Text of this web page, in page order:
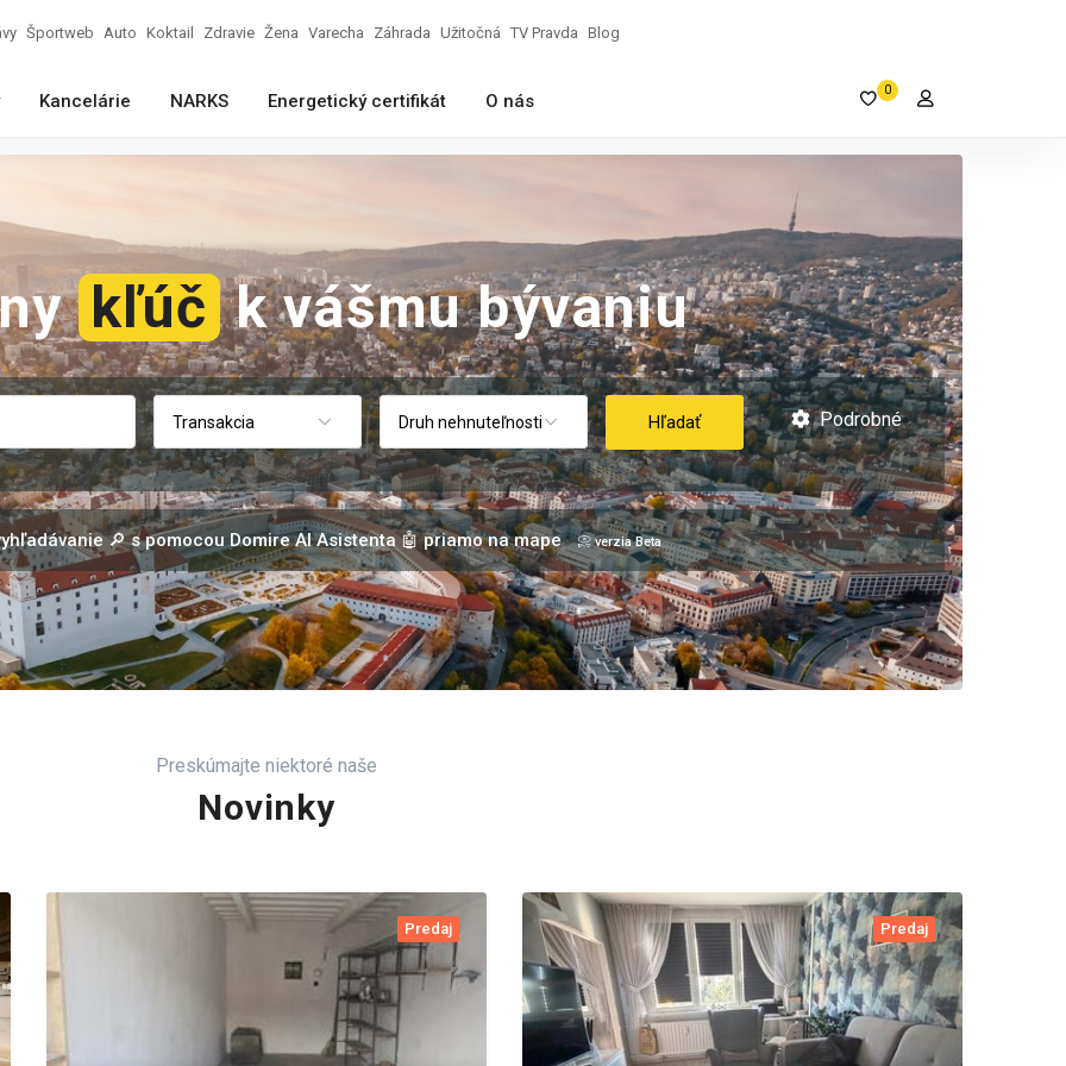
Športweb Auto Koktail Zdravie Žena Varecha Záhrada Užitočná TV Pravda Blog
Kancelárie NARKS Energetický certifikát O nás
0
kľúč k vášmu bývaniu
Transakcia Druh nehnuteľnosti Hľadať Podrobné
🔎 s pomocou Domire AI Asistenta 🤖 priamo na mape 📀 verzia Beta
Preskúmajte niektoré naše
Novinky
Predaj Predaj